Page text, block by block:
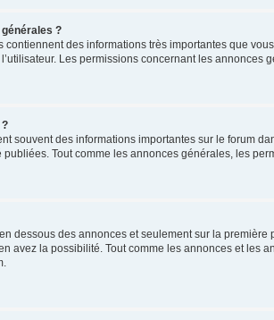
?
contiennent des informations très importantes que
Les permissions concernant les annonces
souvent des informations importantes sur le forum
Tout comme les annonces générales, les
dessous des annonces et seulement sur la
avez la possibilité. Tout comme les annonces et les